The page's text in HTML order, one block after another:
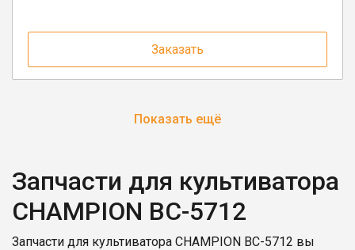
Заказать
Показать ещё
Запчасти для культиватора
CHAMPION BC-5712
Запчасти для культиватора CHAMPION BC-5712 вы